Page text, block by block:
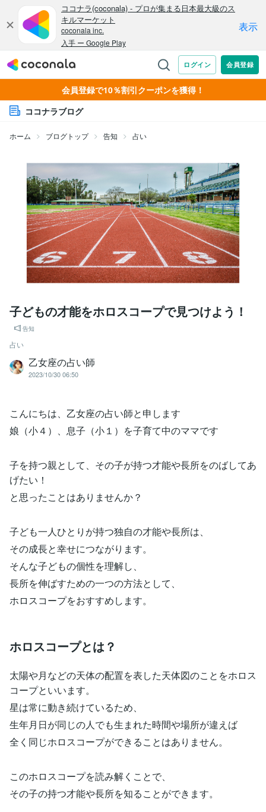
会員登録で10％割引クーポンを獲得！
ココナラブログ
ホーム ブログトップ 告知 占い
子どもの才能をホロスコープで見つけよう！
告知
占い
乙女座の占い師
2023/10/30 06:50
こんにちは、乙女座の占い師と申します
娘（小４）、息子（小１）を子育て中のママです
子を持つ親として、その子が持つ才能や長所をのばしてあ
げたい！
と思ったことはありませんか？
子ども一人ひとりが持つ独自の才能や長所は、
その成長と幸せにつながります。
そんな子どもの個性を理解し、
長所を伸ばすための一つの方法として、
ホロスコープをおすすめします。
ホロスコープとは？
太陽や月などの天体の配置を表した天体図のことをホロス
コープといいます。
星は常に動き続けているため、
生年月日が同じの人でも生まれた時間や場所が違えば
全く同じホロスコープができることはありません。
このホロスコープを読み解くことで、
その子の持つ才能や長所を知ることができます。